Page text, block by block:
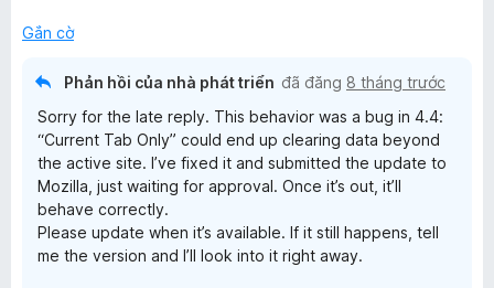
n
2
Gắn cờ
Phản hồi của nhà phát triển đã đăng 8 tháng trước
Sorry for the late reply. This behavior was a bug in 4.4:
“Current Tab Only” could end up clearing data beyond
the active site. I’ve fixed it and submitted the update to
Mozilla, just waiting for approval. Once it’s out, it’ll
behave correctly.
Please update when it’s available. If it still happens, tell
me the version and I’ll look into it right away.